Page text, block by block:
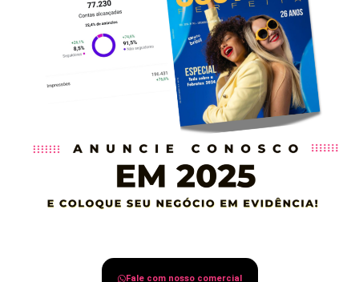
Fale com nosso comercial